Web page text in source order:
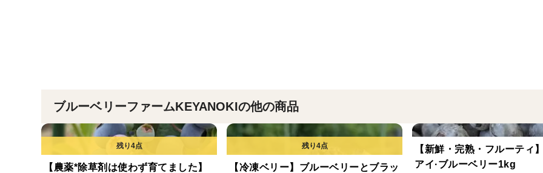
ブルーベリーファームKEYANOKIの他の商品
【農薬*除草剤は使わず育てました】
【冷凍ベリー】ブルーベリーとブラッ
【新鮮・完熟・フルーティ
アイ·ブルーベリー1kg